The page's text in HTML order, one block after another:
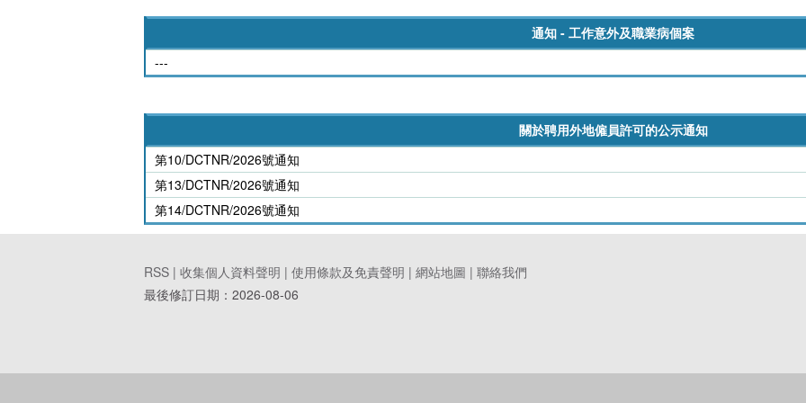
通知 - 工作意外及職業病個案
---
關於聘用外地僱員許可的公示通知
第10/DCTNR/2026號通知
第13/DCTNR/2026號通知
第14/DCTNR/2026號通知
RSS | 收集個人資料聲明 | 使用條款及免責聲明 | 網站地圖 | 聯絡我們
最後修訂日期： 2026-08-06